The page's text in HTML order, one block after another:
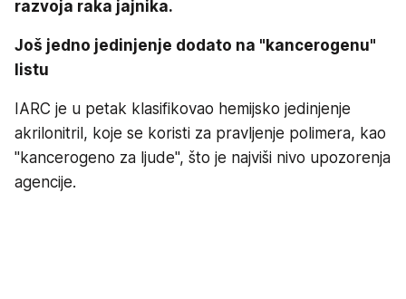
razvoja raka jajnika.
Još jedno jedinjenje dodato na "kancerogenu"
listu
IARC je u petak klasifikovao hemijsko jedinjenje
akrilonitril, koje se koristi za pravljenje polimera, kao
"kancerogeno za ljude", što je najviši nivo upozorenja
agencije.